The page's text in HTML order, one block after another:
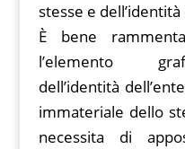
stesse e
È bene
l’elemento
dell’identità
immateriale dello
necessita di